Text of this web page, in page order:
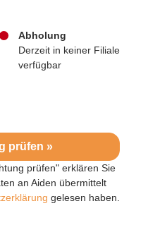
prüfen »
prüfen" erklären Sie
an Aiden übermittelt
gelesen haben.
Abholung
Derzeit in keiner Filiale
verfügbar